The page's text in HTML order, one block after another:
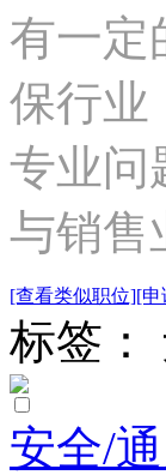
有一定
保行业
专业问
与销售
[查看类似职位][申
标签：
安全/